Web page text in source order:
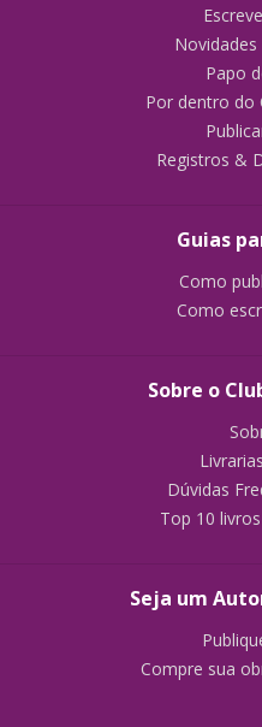
Novidades
Papo
Por dentro do
Registros &
Guias
Como
Como
Sobre o
Dúvidas
Top 10
Seja um
Compre sua